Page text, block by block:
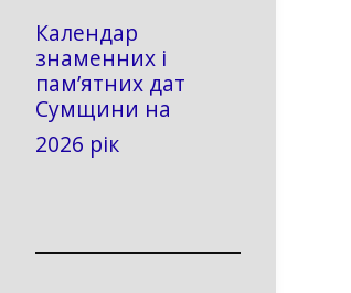
Календар
знаменних і
пам’ятних дат
Сумщини на
2026 рік